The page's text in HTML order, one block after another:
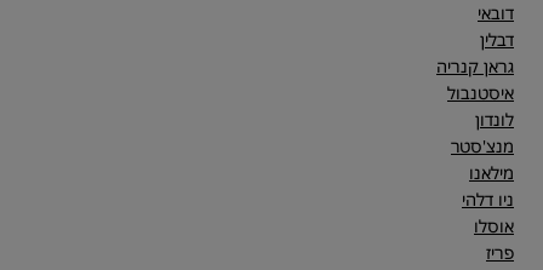
דובאי
דבלין
גראן קנריה
איסטנבול
לונדון
מנצ'סטר
מילאנו
ניו דלהי
אוסלו
פריז